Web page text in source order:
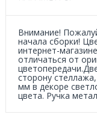
Внимание!
начала сборки!
интернет-
отличаться от
сторону
мм в декоре
цвета. Ручка